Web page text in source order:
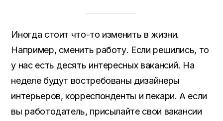
Иногда стоит что-то изменить в жизни.
Например, сменить работу. Если решились, то
у нас есть десять интересных вакансий. На
неделе будут востребованы дизайнеры
интерьеров, корреспонденты и пекари. А если
вы работодатель, присылайте свои вакансии